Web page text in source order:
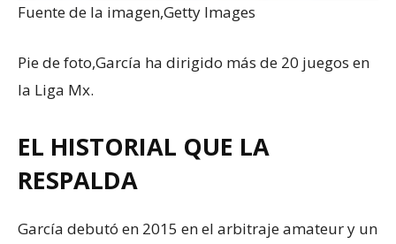
Fuente de la imagen,Getty Images
Pie de foto,García ha dirigido más de 20 juegos en
la Liga Mx.
EL HISTORIAL QUE LA
RESPALDA
García debutó en 2015 en el arbitraje amateur y un